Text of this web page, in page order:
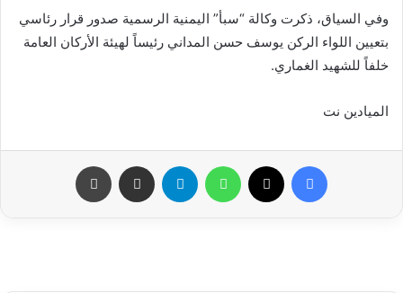
وفي السياق، ذكرت وكالة “سبأ” اليمنية الرسمية صدور قرار رئاسي
بتعيين اللواء الركن يوسف حسن المداني رئيساً لهيئة الأركان العامة
خلفاً للشهيد الغماري.
الميادين نت
فيسبوك واتساب تيلقرام مشاركة عبر البريد